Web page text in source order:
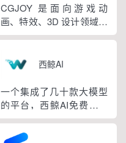
CGJOY 是面向游戏动
画、特效、3D 设计领域的
综合交流学习平台，由上
运营，深耕游戏美术行业
资源分享、技能教学、社
群交流于一体，围绕 3ds
Max、Maya、UE5、
西鲸AI
一个集成了几十款大模型
的平台，西鲸AI免费提供
文生文大模型的使用，支
持midjourney、Dall-E、